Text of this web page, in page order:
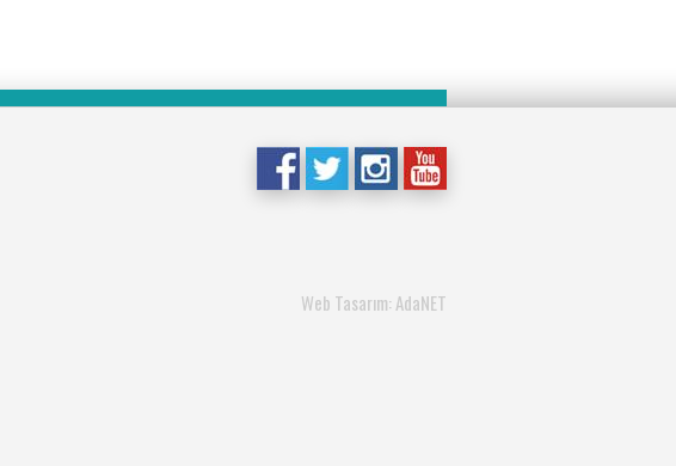
Web Tasarım: AdaNET